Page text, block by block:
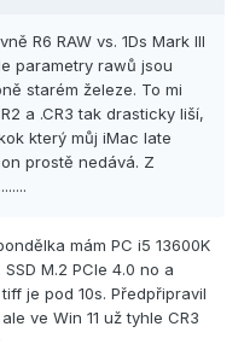
R6 RAW vs. 1Ds Mark III
parametry rawů jsou
starém železe. To mi
a .CR3 tak drasticky liší,
který můj iMac late
prostě nedává. Z
mám PC i5 13600K
M.2 PCIe 4.0 no a
je pod 10s. Předpřipravil
ve Win 11 už tyhle CR3